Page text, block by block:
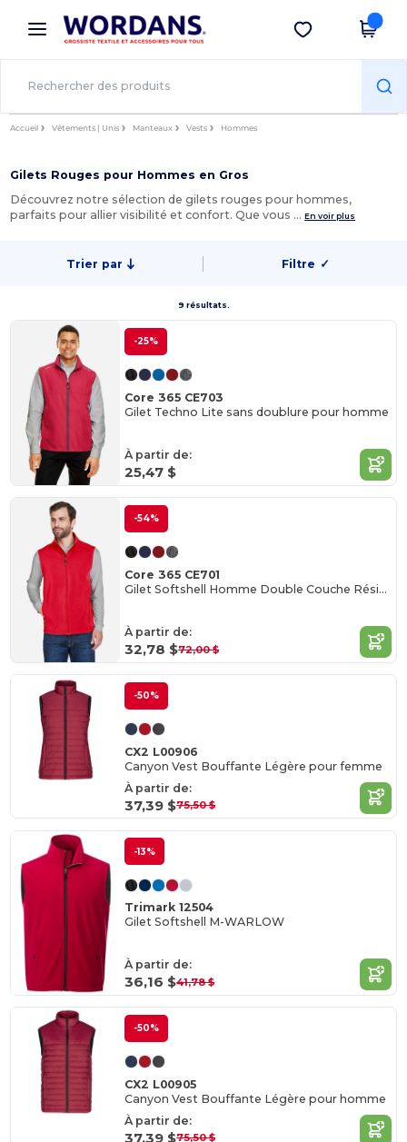
× Appli Wordans
Meilleurs prix sur l’app !
Obtenir l'appli
Accueil Vêtements | Unis Manteaux Vests Hommes
Gilets Rouges pour Hommes en Gros
Découvrez notre sélection de gilets rouges pour hommes,
parfaits pour allier visibilité et confort. Que vous …En voir plus
Trier par Filtre ✓
9 résultats.
-25%
Core 365 CE703
Gilet Techno Lite sans doublure pour homme
À partir de:
25,47 $
-54%
Core 365 CE701
Gilet Softshell Homme Double Couche Résistant à l'Eau
À partir de:
32,78 $72,00 $
-50%
CX2 L00906
Canyon Vest Bouffante Légère pour femme
À partir de:
37,39 $75,50 $
-13%
Trimark 12504
Gilet Softshell M-WARLOW
À partir de:
36,16 $41,78 $
-50%
CX2 L00905
Canyon Vest Bouffante Légère pour homme
À partir de:
37,39 $75,50 $